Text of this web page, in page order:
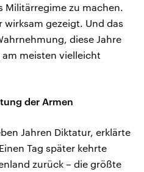
Militärregime zu machen.
wirksam gezeigt. Und das
diese Jahre
meisten vielleicht
der Armen
Jahren Diktatur, erklärte
Tag später kehrte
zurück – die größte